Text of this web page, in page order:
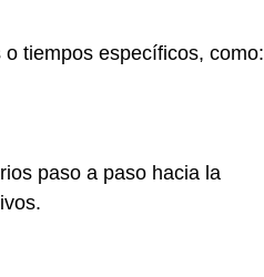
tiempos específicos, como:
paso a paso hacia la